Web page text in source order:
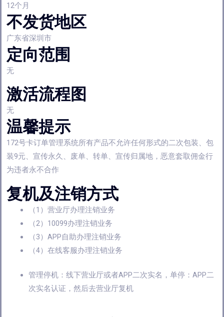
12个月
不发货地区
广东省深圳市
定向范围
无
激活流程图
无
温馨提示
172号卡订单管理系统所有产品不允许任何形式的二次包装、包
装9元、宣传永久、废单、转单、宣传归属地，恶意套取佣金行
为违者永不合作
复机及注销方式
（1）营业厅办理注销业务
（2）10099办理注销业务
（3）APP自助办理注销业务
（4）在线客服办理注销业务
管理停机：线下营业厅或者APP二次实名， 单停：APP二
次实名认证，然后去营业厅复机